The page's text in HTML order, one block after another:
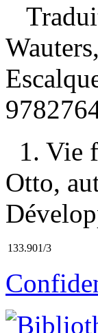
1. Vie
Otto,
133.901/3